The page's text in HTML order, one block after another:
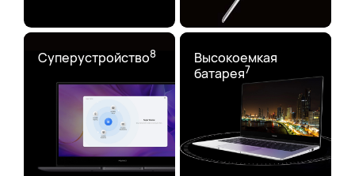
Суперустройство8
Высокоемкая
батарея7